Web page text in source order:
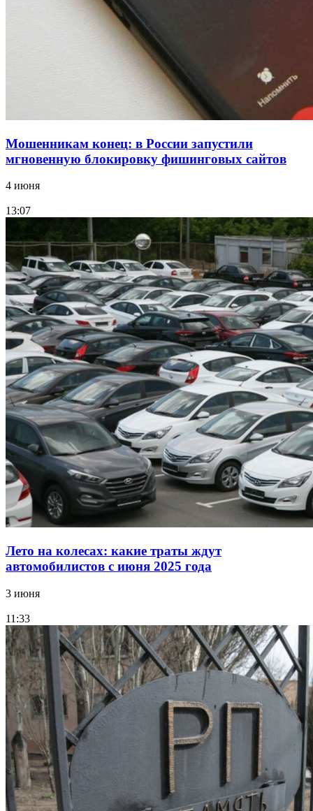
Фестиваль #ТриЧетыре в Волгограде пройдёт
11–13 сентября в рамках Года единства народов
Мошенникам конец: в России запустили
мгновенную блокировку фишинговых сайтов
4 июня
13:07
Лето на колесах: какие траты ждут
автомобилистов с июня 2025 года
3 июня
11:33